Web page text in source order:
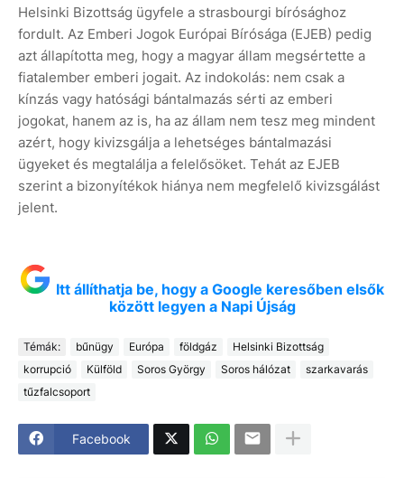
Helsinki Bizottság ügyfele a strasbourgi bírósághoz
fordult. Az Emberi Jogok Európai Bírósága (EJEB) pedig
azt állapította meg, hogy a magyar állam megsértette a
fiatalember emberi jogait. Az indokolás: nem csak a
kínzás vagy hatósági bántalmazás sérti az emberi
jogokat, hanem az is, ha az állam nem tesz meg mindent
azért, hogy kivizsgálja a lehetséges bántalmazási
ügyeket és megtalálja a felelősöket. Tehát az EJEB
szerint a bizonyítékok hiánya nem megfelelő kivizsgálást
jelent.
Itt állíthatja be, hogy a Google keresőben elsők
között legyen a Napi Újság
Témák: bűnügy Európa földgáz
Helsinki Bizottság
korrupció
Külföld Soros György Soros hálózat
szarkavarás
tűzfalcsoport
Facebook